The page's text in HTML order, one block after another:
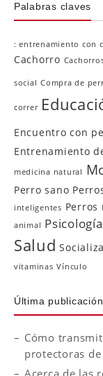
Palabras claves
: entrenamiento con
Cachorro
social Compra de
correr
Encuentro con
Entrenamiento
medicina natural
Perro sano
inteligentes Perros
animal Psicología
Salud
vitaminas Vínculo
Última publicación
Cómo
protectoras